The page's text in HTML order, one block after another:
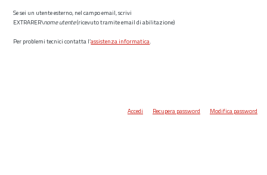
Se sei un utente esterno, nel campo email, scrivi
EXTRARER\nome utente(ricevuto tramite email di abilitazione)
Per problemi tecnici contatta l’assistenza informatica.
Accedi Recupera password Modifica password